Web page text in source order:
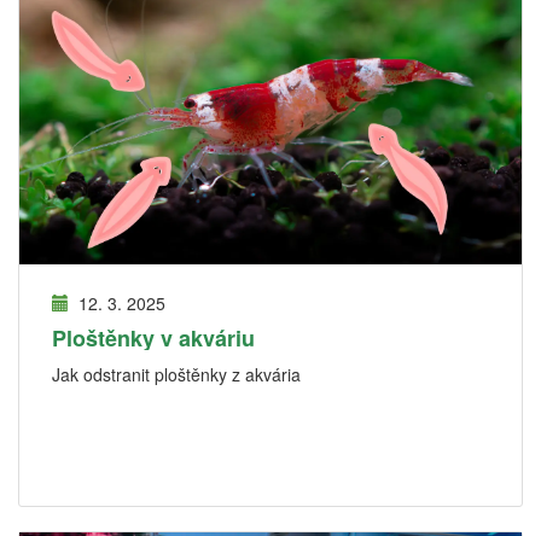
12. 3. 2025
Ploštěnky v akváriu
Jak odstranit ploštěnky z akvária